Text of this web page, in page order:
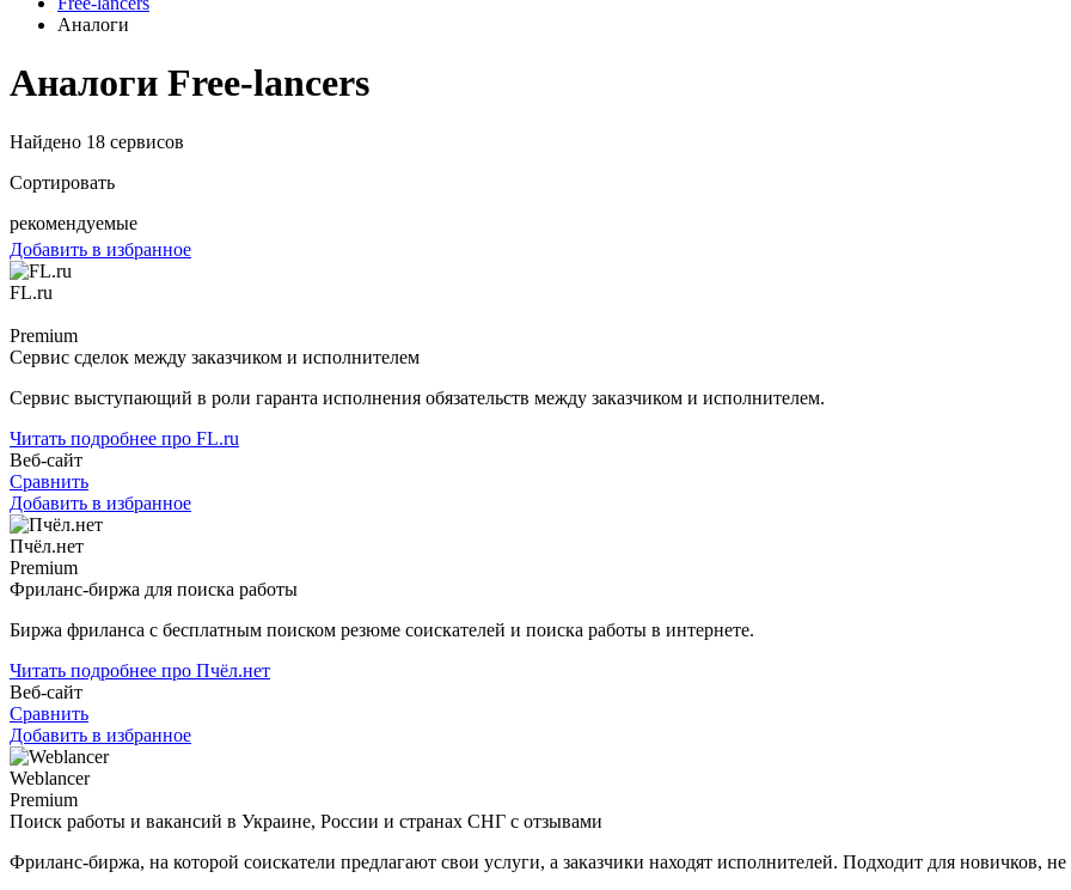
Аналоги
Аналоги Free-lancers
Найдено 18 сервисов
Сортировать
рекомендуемые
Добавить в избранное
FL.ru
Premium
Сервис сделок между заказчиком и исполнителем
Сервис выступающий в роли гаранта исполнения обязательств между заказчиком и исполнителем.
Читать подробнее про FL.ru
Веб-сайт
Сравнить
Добавить в избранное
Пчёл.нет
Premium
Фриланс-биржа для поиска работы
Биржа фриланса с бесплатным поиском резюме соискателей и поиска работы в интернете.
Читать подробнее про Пчёл.нет
Веб-сайт
Сравнить
Добавить в избранное
Weblancer
Premium
Поиск работы и вакансий в Украине, России и странах СНГ с отзывами
Фриланс-биржа, на которой соискатели предлагают свои услуги, а заказчики находят исполнителей. Подходит для новичков,